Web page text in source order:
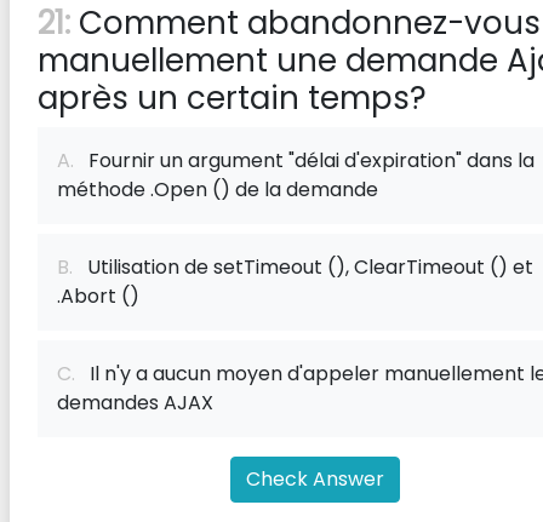
21: Comment abandonnez-vous
manuellement une demande
après un certain temps?
A. Fournir un argument "délai d'expiration" dans la
méthode .Open () de la demande
B. Utilisation de setTimeout (), ClearTimeout () et
.Abort ()
C. Il n'y a aucun moyen d'appeler manuellement
demandes AJAX
Check Answer